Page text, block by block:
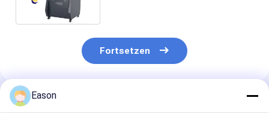
Fortsetzen
Empfohlene Produkte
Eason